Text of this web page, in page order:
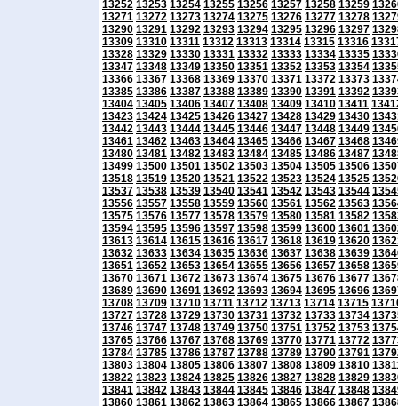
13252 13253 13254 13255 13256 13257 13258 13259
13271 13272 13273 13274 13275 13276 13277 13278
13290 13291 13292 13293 13294 13295 13296 13297
13309 13310 13311 13312 13313 13314 13315 13316
13328 13329 13330 13331 13332 13333 13334 13335
13347 13348 13349 13350 13351 13352 13353 13354
13366 13367 13368 13369 13370 13371 13372 13373
13385 13386 13387 13388 13389 13390 13391 13392
13404 13405 13406 13407 13408 13409 13410 13411
13423 13424 13425 13426 13427 13428 13429 13430
13442 13443 13444 13445 13446 13447 13448 13449
13461 13462 13463 13464 13465 13466 13467 13468
13480 13481 13482 13483 13484 13485 13486 13487
13499 13500 13501 13502 13503 13504 13505 13506
13518 13519 13520 13521 13522 13523 13524 13525
13537 13538 13539 13540 13541 13542 13543 13544
13556 13557 13558 13559 13560 13561 13562 13563
13575 13576 13577 13578 13579 13580 13581 13582
13594 13595 13596 13597 13598 13599 13600 13601
13613 13614 13615 13616 13617 13618 13619 13620
13632 13633 13634 13635 13636 13637 13638 13639
13651 13652 13653 13654 13655 13656 13657 13658
13670 13671 13672 13673 13674 13675 13676 13677
13689 13690 13691 13692 13693 13694 13695 13696
13708 13709 13710 13711 13712 13713 13714 13715
13727 13728 13729 13730 13731 13732 13733 13734
13746 13747 13748 13749 13750 13751 13752 13753
13765 13766 13767 13768 13769 13770 13771 13772
13784 13785 13786 13787 13788 13789 13790 13791
13803 13804 13805 13806 13807 13808 13809 13810
13822 13823 13824 13825 13826 13827 13828 13829
13841 13842 13843 13844 13845 13846 13847 13848
13860 13861 13862 13863 13864 13865 13866 13867